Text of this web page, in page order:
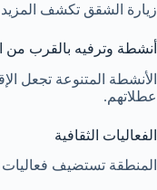
زيارة الشقق تكشف
أنشطة وترفيه بالقرب من
الأنشطة المتنوعة تجعل
عطلاتهم.
الفعاليات الثقافية
المنطقة تستضيف فعاليات